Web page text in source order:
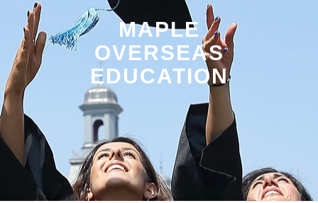
MAPLE
OVERSEAS
EDUCATION